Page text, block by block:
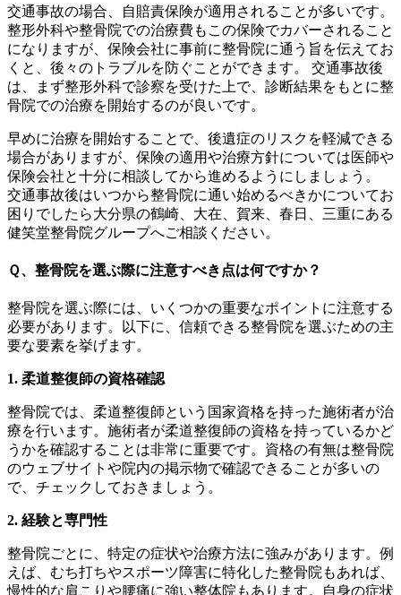
交通事故の場合、自賠責保険が適用されることが多いです。
整形外科や整骨院での治療費もこの保険でカバーされること
になりますが、保険会社に事前に整骨院に通う旨を伝えてお
くと、後々のトラブルを防ぐことができます。 交通事故後
は、まず整形外科で診察を受けた上で、診断結果をもとに整
骨院での治療を開始するのが良いです。
早めに治療を開始することで、後遺症のリスクを軽減できる
場合がありますが、保険の適用や治療方針については医師や
保険会社と十分に相談してから進めるようにしましょう。
交通事故後はいつから整骨院に通い始めるべきかについてお
困りでしたら大分県の鶴崎、大在、賀来、春日、三重にある
健笑堂整骨院グループへご相談ください。
Ｑ、整骨院を選ぶ際に注意すべき点は何ですか？
整骨院を選ぶ際には、いくつかの重要なポイントに注意する
必要があります。以下に、信頼できる整骨院を選ぶための主
要な要素を挙げます。
1. 柔道整復師の資格確認
整骨院では、柔道整復師という国家資格を持った施術者が治
療を行います。施術者が柔道整復師の資格を持っているかど
うかを確認することは非常に重要です。資格の有無は整骨院
のウェブサイトや院内の掲示物で確認できることが多いの
で、チェックしておきましょう。
2. 経験と専門性
整骨院ごとに、特定の症状や治療方法に強みがあります。例
えば、むち打ちやスポーツ障害に特化した整骨院もあれば、
慢性的な肩こりや腰痛に強い整体院もあります。自身の症状